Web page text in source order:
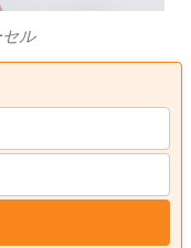
ル